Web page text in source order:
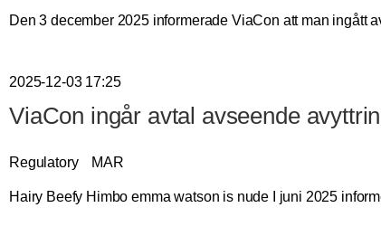
Den 3 december 2025 informerade ViaCon att man ingått
2025-12-03 17:25
ViaCon ingår avtal avseende
Regulatory MAR
Hairy Beefy Himbo emma watson is nude I juni 2025